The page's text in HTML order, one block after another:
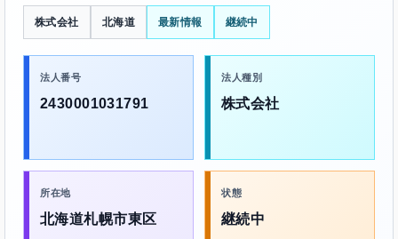
株式会社 北海道 最新情報 継続中
法人番号
2430001031791
法人種別
株式会社
所在地
北海道札幌市東区
状態
継続中